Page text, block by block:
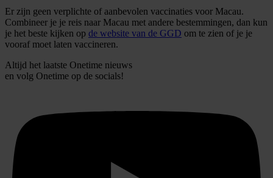
informatie die u aan ze heeft verstrekt of die ze hebben
verzameld op basis van uw gebruik van hun services.
Er zijn geen verplichte of aanbevolen vaccinaties voor Macau.
Combineer je je reis naar Macau met andere bestemmingen, dan kun
je het beste kijken op de website van de GGD om te zien of je je
vooraf moet laten vaccineren.
Altijd het laatste Onetime nieuws
en volg Onetime op de socials!